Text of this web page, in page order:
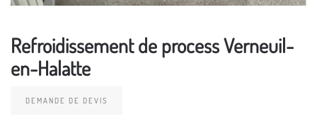
Refroidissement de process Verneuil-
en-Halatte
DEMANDE DE DEVIS